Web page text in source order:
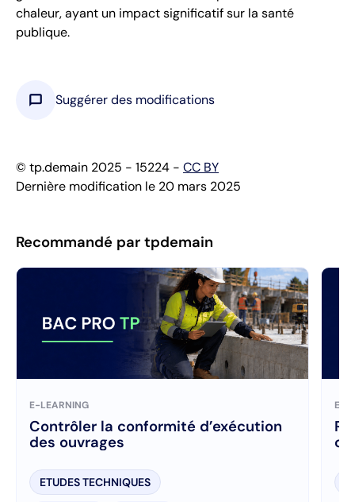
chaleur, ayant un impact significatif sur la santé
publique.
chat_bubble Suggérer des modifications
© tp.demain 2025 - 15224 - CC BY
Dernière modification le 20 mars 2025
Recommandé par tpdemain
E-LEARNING
Contrôler la conformité d’exécution
des ouvrages
ETUDES TECHNIQUES
E-